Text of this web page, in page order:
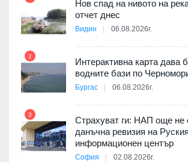
Нов спад на нивото на
отчет днес
Видин 06.08.2026г.
2
Интерактивна карта дава
водните бази по
Бургас 06.08.2026г.
3
Страхуват ги: НАП още не
данъчна ревизия на
информационен център
София 02.08.2026г.